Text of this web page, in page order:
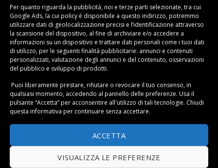
Per quanto riguarda la pubblicità, noi e terze parti selezionate, tra cui
Google Ads, la cui policy è disponibile a questo indirizzo, potremmo
utilizzare dati di geolocalizzazione precisi e l’identificazione attraverso
la scansione del dispositivo, al fine di archiviare e/o accedere a
informazioni su un dispositivo e trattare dati personali come i tuoi dati
di utilizzo, per le seguenti finalità pubblicitarie: annunci e contenuti
personalizzati, valutazione degli annunci e del contenuto, osservazioni
del pubblico e sviluppo di prodotti.
Puoi liberamente prestare, rifiutare o revocare il tuo consenso, in
qualsiasi momento, accedendo al pannello delle preferenze. Usa il
pulsante “Accetta” per acconsentire all'utilizzo di tali tecnologie. Chiudi
questa informativa per continuare senza accettare.
ACCETTA
VISUALIZZA LE PREFERENZE
menta. Alterni piante fiorite come geranio e calendula
con quelle più verdi come la citronella, ottenendo un
effetto visivo piacevole e una maggiore copertura
repellente.
Per quanto riguarda la manutenzione, lacoltivazione in
fori di drenaggio e terriccio di qualità. Le piante
aromatiche non amano i ristagni d’acqua: meglio
annaffiare regolarmente ma con moderazione. Durante
la fioritura, rimuovi i fiori secchi per stimolare nuove
gemme. Una leggera potatura a fine estate mantiene le
piante compatte e vigorose. Il momento migliore per
piantare è la primavera, in modo che siano già robuste